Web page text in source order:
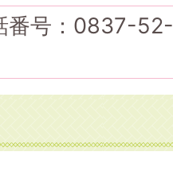
番号：0837-